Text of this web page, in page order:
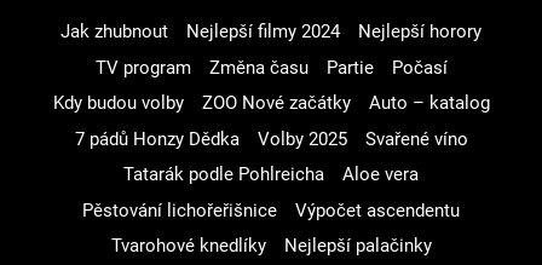
Jak zhubnout Nejlepší filmy 2024
Nejlepší horory
TV program
Změna času Partie
Počasí
Kdy budou volby
ZOO Nové začátky
Auto – katalog
7 pádů Honzy Dědka
Volby 2025
Svařené víno
Tatarák podle Pohlreicha
Aloe vera
Pěstování lichořeřišnice
Výpočet ascendentu
Tvarohové knedlíky
Nejlepší palačinky